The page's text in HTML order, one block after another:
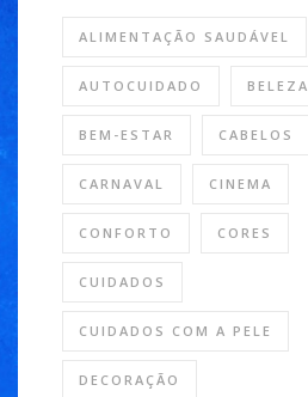
ALIMENTAÇÃO SAUDÁVEL
AUTOCUIDADO BELEZA
BEM-ESTAR CABELOS
CARNAVAL CINEMA
CONFORTO CORES
CUIDADOS
CUIDADOS COM A PELE
DECORAÇÃO